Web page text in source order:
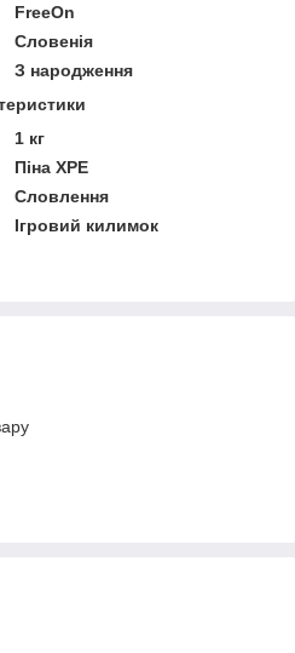
FreeOn
Словенія
З народження
1 кг
Піна XPE
Словлення
Ігровий килимок